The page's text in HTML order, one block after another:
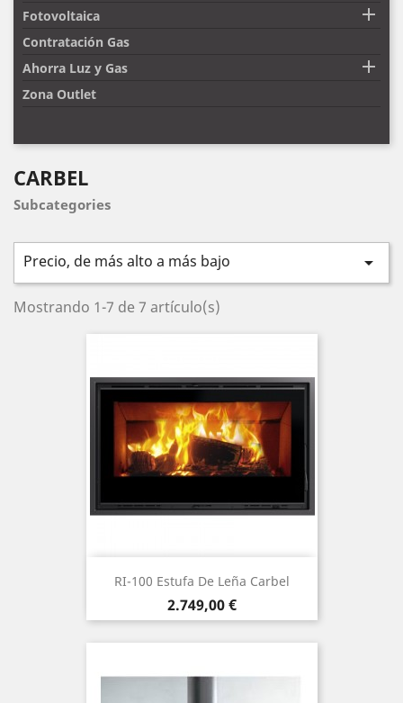
Fotovoltaica 
Contratación Gas
Ahorra Luz y Gas

Zona Outlet
CARBEL
Subcategories
Precio, de más alto a más bajo 
Mostrando 1-7 de 7 artículo(s)
RI-100 Estufa De Leña Carbel
Precio
2.749,00 €